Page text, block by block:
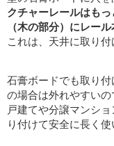
クチャーレールはも
（木の部分）にレー
これは、天井に取り付
石膏ボードでも取り
の場合は外れやすいの
戸建てや分譲マンシ
り付けて安全に長く使